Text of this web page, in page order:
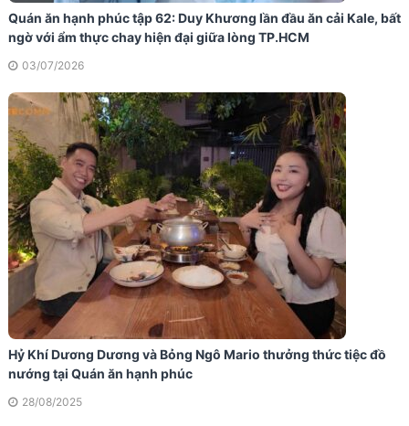
Quán ăn hạnh phúc tập 62: Duy Khương lần đầu ăn cải Kale, bất
ngờ với ẩm thực chay hiện đại giữa lòng TP.HCM
03/07/2026
Hỷ Khí Dương Dương và Bỏng Ngô Mario thưởng thức tiệc đồ
nướng tại Quán ăn hạnh phúc
28/08/2025